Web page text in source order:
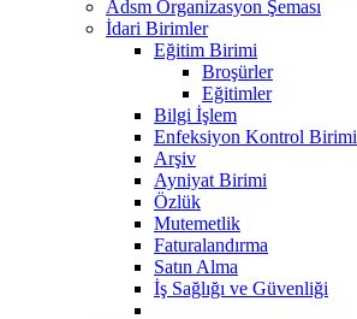
Adsm Organizasyon Şeması
İdari Birimler
Eğitim Birimi
Broşürler
Eğitimler
Bilgi İşlem
Enfeksiyon Kontrol Birimi
Arşiv
Ayniyat Birimi
Özlük
Mutemetlik
Faturalandırma
Satın Alma
İş Sağlığı ve Güvenliği